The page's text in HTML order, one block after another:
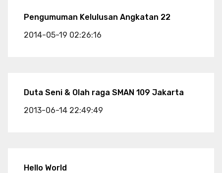
Pengumuman Kelulusan Angkatan 22
2014-05-19 02:26:16
Duta Seni & Olah raga SMAN 109 Jakarta
2013-06-14 22:49:49
Hello World